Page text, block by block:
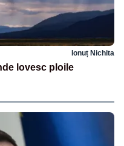
Ionuț Nichita
lovesc ploile